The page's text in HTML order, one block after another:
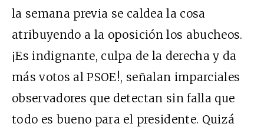
la semana previa se caldea la cosa
atribuyendo a la oposición los abucheos.
¡Es indignante, culpa de la derecha y da
más votos al PSOE!, señalan imparciales
observadores que detectan sin falla que
todo es bueno para el presidente. Quizá